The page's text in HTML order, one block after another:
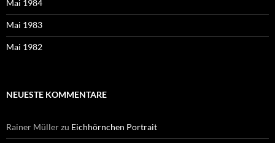
Mai 1984
Mai 1983
Mai 1982
NEUESTE KOMMENTARE
Rainer Müllerzu Eichhörnchen Portrait